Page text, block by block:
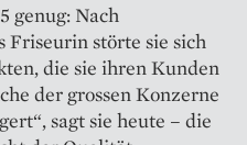
genug: Nach
störte sie sich
die sie ihren Kunden
der grossen Konzerne
sagt sie heute – die